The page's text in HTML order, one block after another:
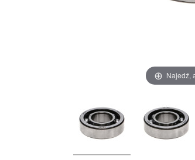
Najedź,